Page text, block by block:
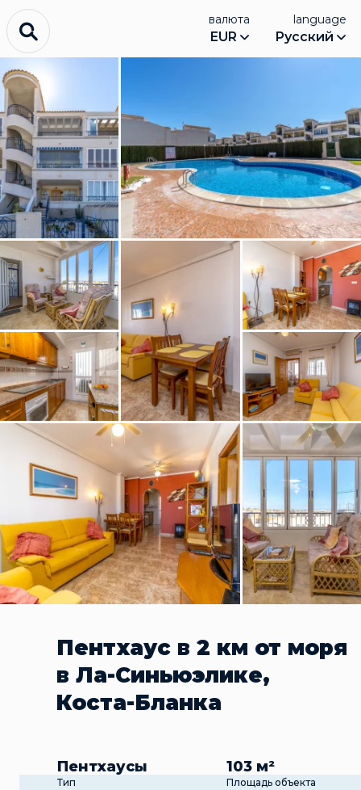
валюта
EUR
language
Русский
Пентхаус в 2 км от моря
в Ла-Синьюэлике,
Коста-Бланка
Пентхаусы
Тип
103 м²
Площадь объекта